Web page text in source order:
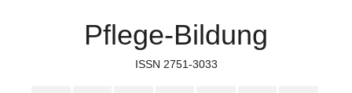
Pflege-Bildung
ISSN 2751-3033